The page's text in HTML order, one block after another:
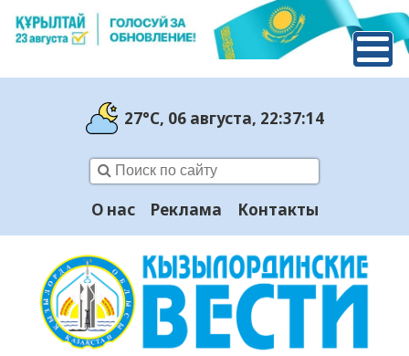
27°C, 06 августа, 22:37:15
О нас Реклама Контакты